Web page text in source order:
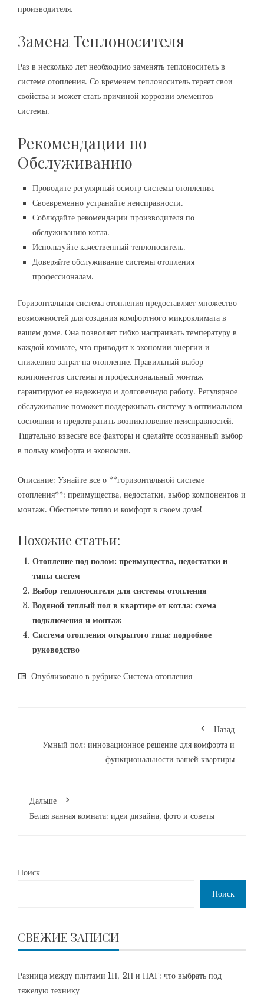
производителя.
Замена Теплоносителя
Раз в несколько лет необходимо заменять теплоноситель в
системе отопления. Со временем теплоноситель теряет свои
свойства и может стать причиной коррозии элементов
системы.
Рекомендации по
Обслуживанию
Проводите регулярный осмотр системы отопления.
Своевременно устраняйте неисправности.
Соблюдайте рекомендации производителя по
обслуживанию котла.
Используйте качественный теплоноситель.
Доверяйте обслуживание системы отопления
профессионалам.
Горизонтальная система отопления предоставляет множество
возможностей для создания комфортного микроклимата в
вашем доме. Она позволяет гибко настраивать температуру в
каждой комнате, что приводит к экономии энергии и
снижению затрат на отопление. Правильный выбор
компонентов системы и профессиональный монтаж
гарантируют ее надежную и долговечную работу. Регулярное
обслуживание поможет поддерживать систему в оптимальном
состоянии и предотвратить возникновение неисправностей.
Тщательно взвесьте все факторы и сделайте осознанный выбор
в пользу комфорта и экономии.
Описание: Узнайте все о **горизонтальной системе
отопления**: преимущества, недостатки, выбор компонентов и
монтаж. Обеспечьте тепло и комфорт в своем доме!
Похожие статьи:
Отопление под полом: преимущества, недостатки и
типы систем
Выбор теплоносителя для системы отопления
Водяной теплый пол в квартире от котла: схема
подключения и монтаж
Система отопления открытого типа: подробное
руководство
Опубликовано в рубрике Система отопления
Назад
Умный пол: инновационное решение для комфорта и
функциональности вашей квартиры
Дальше
Белая ванная комната: идеи дизайна, фото и советы
Поиск
Поиск
СВЕЖИЕ ЗАПИСИ
Разница между плитами 1П, 2П и ПАГ: что выбрать под
тяжелую технику